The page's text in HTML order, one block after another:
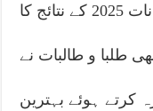
نے انٹرمیڈیٹ کے سالانہ امتحانات 2025 کے نتائج کا
طلبا و طالبات نے
کرتے ہوئے بہترین